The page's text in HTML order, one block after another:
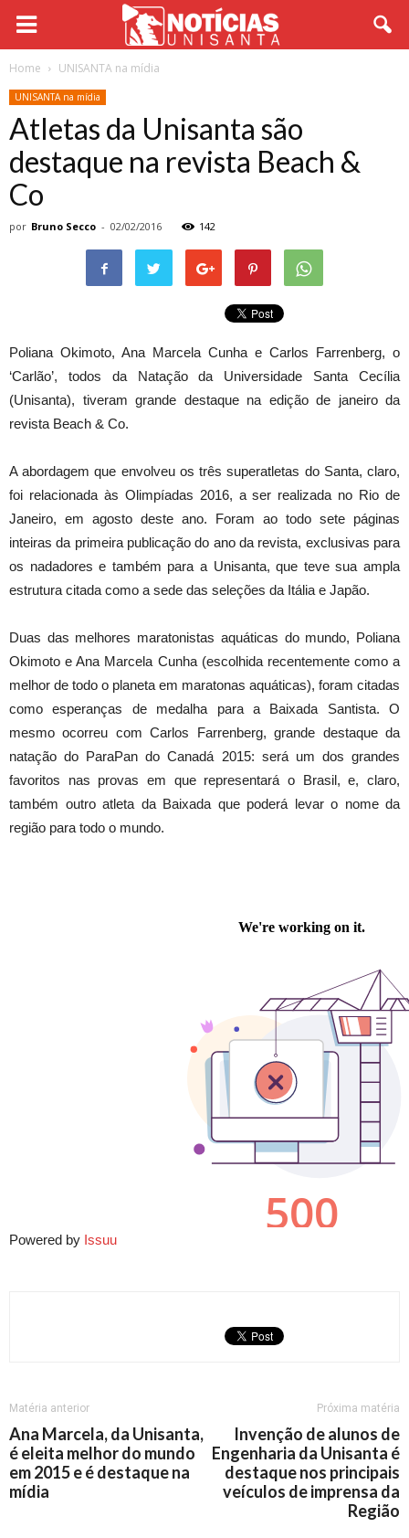
Home UNISANTA na mídia
UNISANTA na mídia
Atletas da Unisanta são
destaque na revista Beach &
Co
por Bruno Secco - 02/02/2016 142
Poliana Okimoto, Ana Marcela Cunha e Carlos Farrenberg, o
‘Carlão’, todos da Natação da Universidade Santa Cecília
(Unisanta), tiveram grande destaque na edição de janeiro da
revista Beach & Co.
A abordagem que envolveu os três superatletas do Santa, claro,
foi relacionada às Olimpíadas 2016, a ser realizada no Rio de
Janeiro, em agosto deste ano. Foram ao todo sete páginas
inteiras da primeira publicação do ano da revista, exclusivas para
os nadadores e também para a Unisanta, que teve sua ampla
estrutura citada como a sede das seleções da Itália e Japão.
Duas das melhores maratonistas aquáticas do mundo, Poliana
Okimoto e Ana Marcela Cunha (escolhida recentemente como a
melhor de todo o planeta em maratonas aquáticas), foram citadas
como esperanças de medalha para a Baixada Santista. O
mesmo ocorreu com Carlos Farrenberg, grande destaque da
natação do ParaPan do Canadá 2015: será um dos grandes
favoritos nas provas em que representará o Brasil, e, claro,
também outro atleta da Baixada que poderá levar o nome da
região para todo o mundo.
Powered by Issuu
Matéria anterior
Ana Marcela, da Unisanta,
é eleita melhor do mundo
em 2015 e é destaque na
mídia
Próxima matéria
Invenção de alunos de
Engenharia da Unisanta é
destaque nos principais
veículos de imprensa da
Região